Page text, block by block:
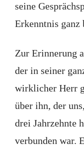
seine
Erkenntnis ganz
Zur Erinnerung
der in seiner
wirklicher Herr
über ihn, der
drei Jahrzehnte
verbunden war.